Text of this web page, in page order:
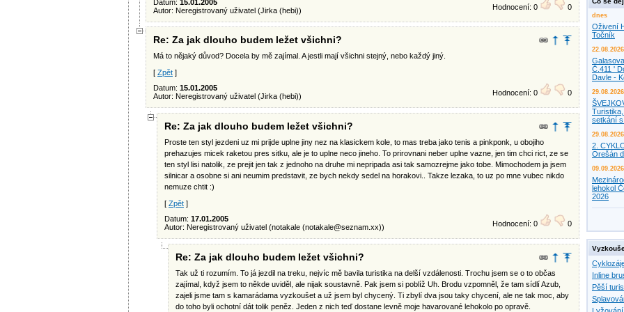
Datum: 15.01.2005
Autor: Neregistrovaný uživatel (Jirka (hebi))
Hodnocení: 0 0
Re: Za jak dlouho budem ležet všichni?
Má to nějaký důvod? Docela by mě zajímal. A jestli mají všichni stejný, nebo každý jiný.
[ Zpět ]
Datum: 15.01.2005
Autor: Neregistrovaný uživatel (Jirka (hebi))
Hodnocení: 0 0
Re: Za jak dlouho budem ležet všichni?
Proste ten styl jezdeni uz mi prijde uplne jiny nez na klasickem kole, to mas treba jako tenis a pinkponk, u obojiho
prehazujes micek raketou pres sitku, ale je to uplne neco jineho. To prirovnani neber uplne vazne, jen tim chci rict, ze se
ten styl lisi natolik, ze prejit jen tak z jednoho na druhe mi nepripada asi tak samozrejme jako tobe. Mimochodem ja jsem
silnicar a osobne si ani neumim predstavit, ze bych nekdy sedel na horakovi.. Takze lezaka, to uz po mne vubec nikdo
nemuze chtit :)
[ Zpět ]
Datum: 17.01.2005
Autor: Neregistrovaný uživatel (notakale (notakale@seznam.xx)) Hodnocení: 0 0
Re: Za jak dlouho budem ležet všichni?
Tak už ti rozumím. To já jezdil na treku, nejvíc mě bavila turistika na delší vzdálenosti. Trochu jsem se o to občas
zajímal, když jsem to někde uviděl, ale nijak soustavně. Pak jsem si poblíž Uh. Brodu vzpomněl, že tam sídlí Azub,
zajeli jsme tam s kamarádama vyzkoušet a už jsem byl chycený. Ti zbylí dva jsou taky chycení, ale ne tak moc, aby
do toho byli ochotní dát tolik peněz. Jeden z nich teď dostane levně moje havarované lehokolo po opravě.
dnes
Oživení
Točník
22.08.2026
Č.411 '
Davle -
29.08.2026
setkání
29.08.2026
2.
Orešán
09.09.2026
lehokol
2026
Inline
Pěší